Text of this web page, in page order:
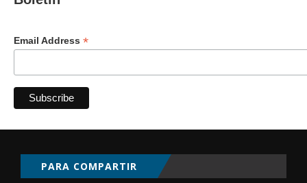
Email Address *
PARA COMPARTIR